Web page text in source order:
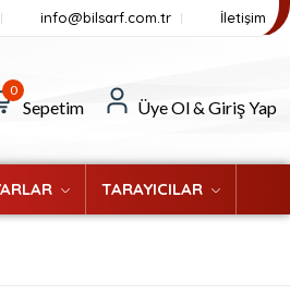
info@bilsarf.com.tr İletişim
0
Sepetim Üye Ol & Giriş Yap
TARAYICILAR